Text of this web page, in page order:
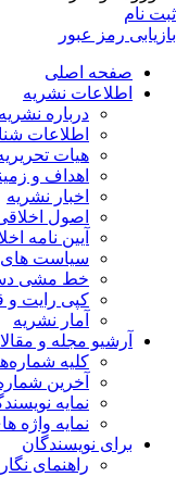
نام
رمز عبور
صفحه اصلی
اطلاعات نشریه
درباره نشریه
اطلاعات
هیات تحریریه
اهداف و
اخبار نشریه
اصول اخلاقی
آیین نامه
سیاست های
خط مشی
کپی رایت و
آمار نشریه
آرشیو مجله و
کلیه
آخرین شماره
نمایه
نمایه واژه
برای نویسندگان
راهنمای